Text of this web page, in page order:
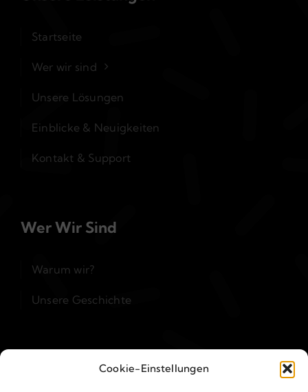
Cookie-Einstellungen
Startseite
Wer wir sind
Unsere Lösungen
Einblicke & Neuigkeiten
Kontakt & Support
Wer Wir Sind
Warum wir?
Unsere Geschichte
Kontakt & Support